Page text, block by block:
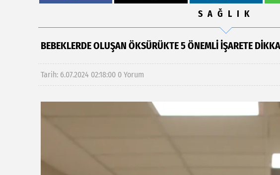
SAĞLIK
BEBEKLERDE OLUŞAN ÖKSÜRÜKTE 5 ÖNEMLİ İŞARETE
Tarih: 6.07.2024 02:18:00 0 Yorum